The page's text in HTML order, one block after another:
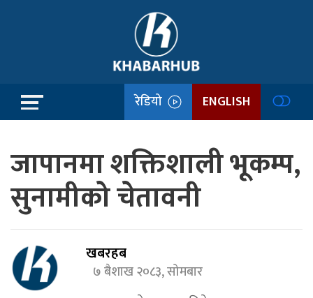
रेडियो ENGLISH
जापानमा शक्तिशाली भूकम्प,
सुनामीको चेतावनी
खबरहब
७ बैशाख २०८३, सोमबार